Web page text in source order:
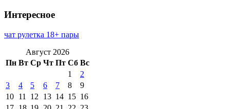
Интересное
чат рулетка 18+ пары
Август 2026
Пн Вт Ср Чт Пт Сб Вс
1
2
3
4 5 6 7 8
9
10 11 12 13 14 15 16